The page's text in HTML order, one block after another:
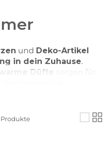
und Deko-Artikel
in dein Zuhause.
Düfte
sorgen für